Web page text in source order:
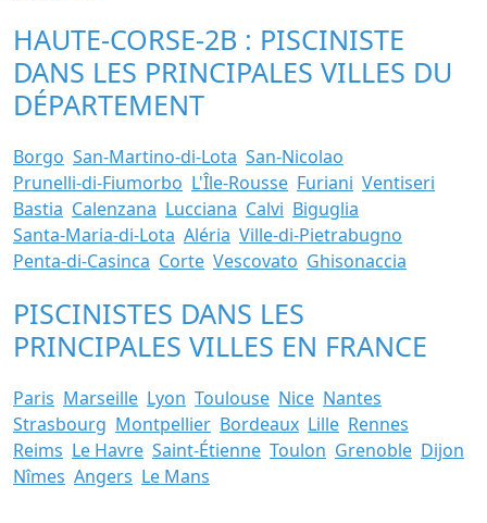
HAUTE-CORSE-2B : PISCINISTE
DANS LES PRINCIPALES VILLES DU
DÉPARTEMENT
Borgo San-Martino-di-Lota San-Nicolao
Prunelli-di-Fiumorbo L'Île-Rousse Furiani Ventiseri
Bastia Calenzana Lucciana Calvi Biguglia
Santa-Maria-di-Lota Aléria Ville-di-Pietrabugno
Penta-di-Casinca Corte Vescovato Ghisonaccia
PISCINISTES DANS LES
PRINCIPALES VILLES EN FRANCE
Paris Marseille Lyon Toulouse Nice Nantes
Strasbourg Montpellier Bordeaux Lille Rennes
Reims Le Havre Saint-Étienne Toulon Grenoble Dijon
Nîmes Angers Le Mans